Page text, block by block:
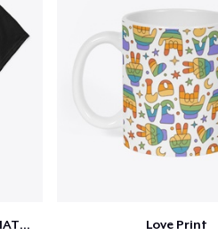
SCIENCE IS REAL, BLACK LIVES MATTER Love Print